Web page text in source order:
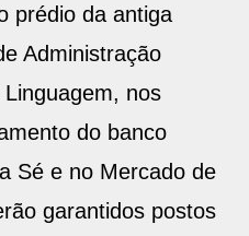
prédio da antiga
Administração
nos
do banco
Sé e no Mercado de
garantidos postos